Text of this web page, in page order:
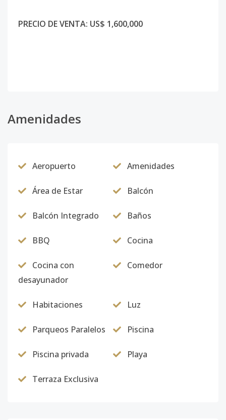
PRECIO DE VENTA: US$ 1,600,000
Amenidades
Aeropuerto Amenidades
Área de Estar Balcón
Balcón Integrado Baños
BBQ Cocina
Cocina con
desayunador
Comedor
Habitaciones Luz
Parqueos Paralelos Piscina
Piscina privada Playa
Terraza Exclusiva